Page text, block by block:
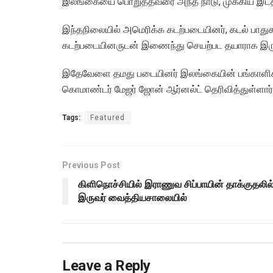
இந்தநிலையில் அமெரிக்க கடற்படையினர், கடல்
கடற்படையினருடன் இணைந்து செயற்பட தயாராக
இதேவேளை தமது படையினர் இலங்கையின்
கொமாண்டர் மேஜர் ஜோன் ஆர்னல்ட்
Tags: Featured
Previous Post
கிளிநொச்சியில் இராணுவ சிப்பாயின்
இருவர் வைத்தியசாலையில்
Leave a Reply